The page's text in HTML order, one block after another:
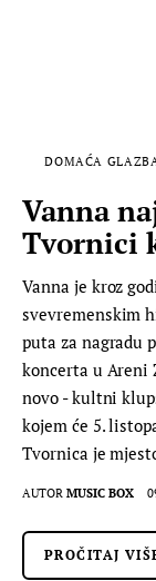
DOMAĆA
Vanna
Tvornici
Vanna je kroz
svevremenskim
puta za nagradu
koncerta u Areni
novo - kultni
kojem će 5.
Tvornica je
AUTOR MUSIC BOX
PROČITAJ